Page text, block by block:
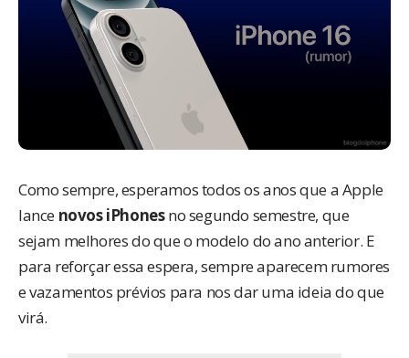
Como sempre, esperamos todos os anos que a Apple
lance novos iPhonesno segundo semestre, que
sejam melhores do que o modelo do ano anterior. E
para reforçar essa espera, sempre aparecem rumores
e vazamentos prévios para nos dar uma ideia do que
virá.